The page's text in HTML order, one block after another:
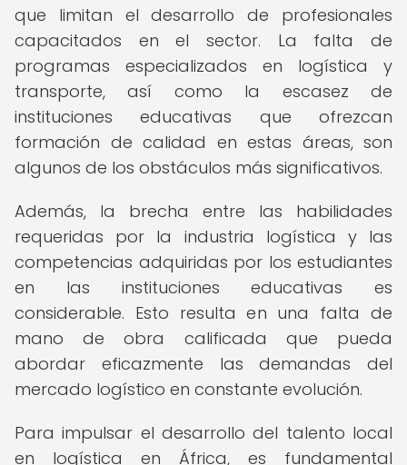
que limitan el desarrollo de profesionales
capacitados en el sector. La falta de
programas especializados en logística y
transporte, así como la escasez de
instituciones educativas que ofrezcan
formación de calidad en estas áreas, son
algunos de los obstáculos más significativos.
Además, la brecha entre las habilidades
requeridas por la industria logística y las
competencias adquiridas por los estudiantes
en las instituciones educativas es
considerable. Esto resulta en una falta de
mano de obra calificada que pueda
abordar eficazmente las demandas del
mercado logístico en constante evolución.
Para impulsar el desarrollo del talento local
en logística en África, es fundamental